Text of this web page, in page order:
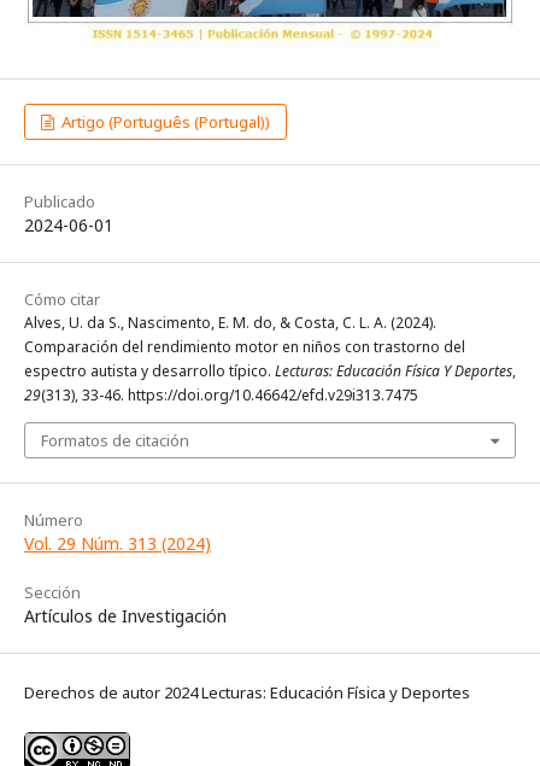
Artigo (Português (Portugal))
Publicado
2024-06-01
Cómo citar
Alves, U. da S., Nascimento, E. M. do, & Costa, C. L. A. (2024).
Comparación del rendimiento motor en niños con trastorno del
espectro autista y desarrollo típico. Lecturas: Educación Física Y Deportes,
29(313), 33-46. https://doi.org/10.46642/efd.v29i313.7475
Formatos de citación
Número
Vol. 29 Núm. 313 (2024)
Sección
Artículos de Investigación
Derechos de autor 2024 Lecturas: Educación Física y Deportes